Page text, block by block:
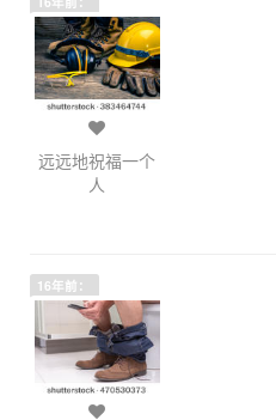
远远地祝福一个
人
16年前：